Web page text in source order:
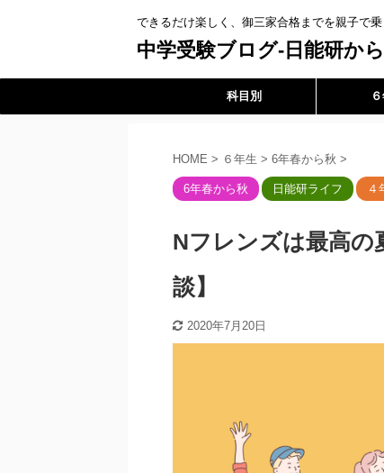
できるだけ楽しく、御三家合格までを親子で
中学受験ブログ-日能研か
科目別
HOME > ６年生 > 6年春から秋 >
6年春から秋 日能研ライフ ４
Nフレンズは最高の
談】
2020年7月20日